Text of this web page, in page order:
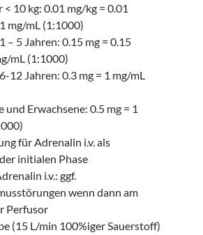
10 kg: 0.01 mg/kg = 0.01
mg/mL (1:1000)
– 5 Jahren: 0.15 mg = 0.15
mL (1:1000)
12 Jahren: 0.3 mg = 1 mg/mL
und Erwachsene: 0.5 mg = 1
für Adrenalin i.v. als
initialen Phase
i.v.: ggf.
wenn dann am
Perfusor
(15 L/min 100%iger Sauerstoff)